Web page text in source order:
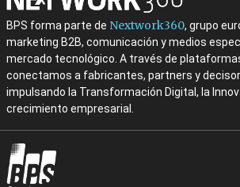
BPS forma parte de Nextwork360, grupo
marketing B2B, comunicación y medios
mercado tecnológico. A través de
conectamos a fabricantes, partners y
impulsando la Transformación Digital, la
crecimiento empresarial.